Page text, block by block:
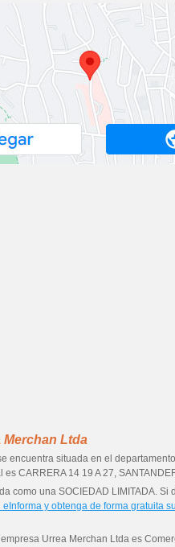
Ltda
encuentra situada en el
CARRERA 14 19 A 27,
como una SOCIEDAD LIMITADA. Si
y obtenga de forma gratuita
Urrea Merchan Ltda es